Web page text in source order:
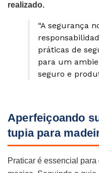
realizado.
“A segurança
práticas de
para um
seguro e
Aperfeiçoando
tupia para
Praticar é essencial